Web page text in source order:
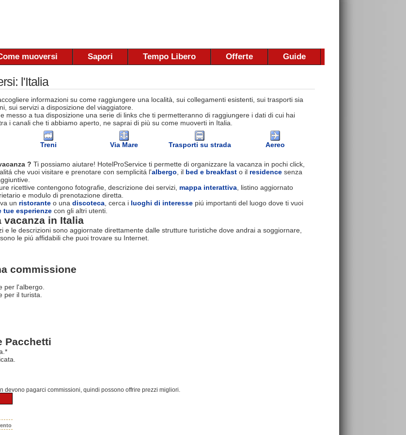
muoversi Sapori Tempo Libero Offerte Guide
l'Italia
informazioni su come raggiungere una località, sui collegamenti esistenti, sui trasporti sia
sui servizi a disposizione del viaggiatore.
messo a tua disposizione una serie di links che ti permetteranno di raggiungere i dati di cui hai
i canali che ti abbiamo aperto, ne saprai di più su come muoverti in Italia.
Treni Via Mare Trasporti su strada Aereo
? Ti possiamo aiutare! HotelProService ti permette di organizzare la vacanza in pochi click,
che vuoi visitare e prenotare con semplicitá l'albergo , il bed e breakfast o il residence senza
ricettive contengono fotografie, descrizione dei servizi, mappa interattiva , listino aggiornato
e modulo di prenotazione diretta.
un ristorante o una discoteca , cerca i luoghi di interesse piú importanti del luogo dove ti vuoi
tue esperienze con gli altri utenti.
vacanza in Italia
e le descrizioni sono aggiornate direttamente dalle strutture turistiche dove andrai a soggiornare,
le piú affidabili che puoi trovare su Internet.
commissione
per l'albergo.
per il turista.
Pacchetti
devono pagarci commissioni, quindi possono offrire prezzi migliori.